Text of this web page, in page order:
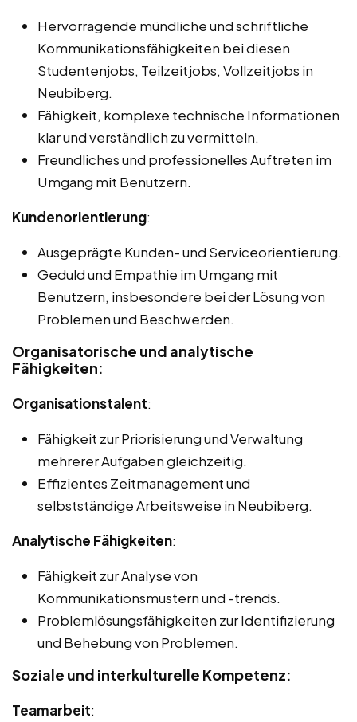
Hervorragende mündliche und schriftliche
Kommunikationsfähigkeiten bei diesen
Studentenjobs, Teilzeitjobs, Vollzeitjobs in
Neubiberg.
Fähigkeit, komplexe technische Informationen
klar und verständlich zu vermitteln.
Freundliches und professionelles Auftreten im
Umgang mit Benutzern.
Kundenorientierung:
Ausgeprägte Kunden- und Serviceorientierung.
Geduld und Empathie im Umgang mit
Benutzern, insbesondere bei der Lösung von
Problemen und Beschwerden.
Organisatorische und analytische
Fähigkeiten:
Organisationstalent:
Fähigkeit zur Priorisierung und Verwaltung
mehrerer Aufgaben gleichzeitig.
Effizientes Zeitmanagement und
selbstständige Arbeitsweise in Neubiberg.
Analytische Fähigkeiten:
Fähigkeit zur Analyse von
Kommunikationsmustern und -trends.
Problemlösungsfähigkeiten zur Identifizierung
und Behebung von Problemen.
Soziale und interkulturelle Kompetenz:
Teamarbeit: